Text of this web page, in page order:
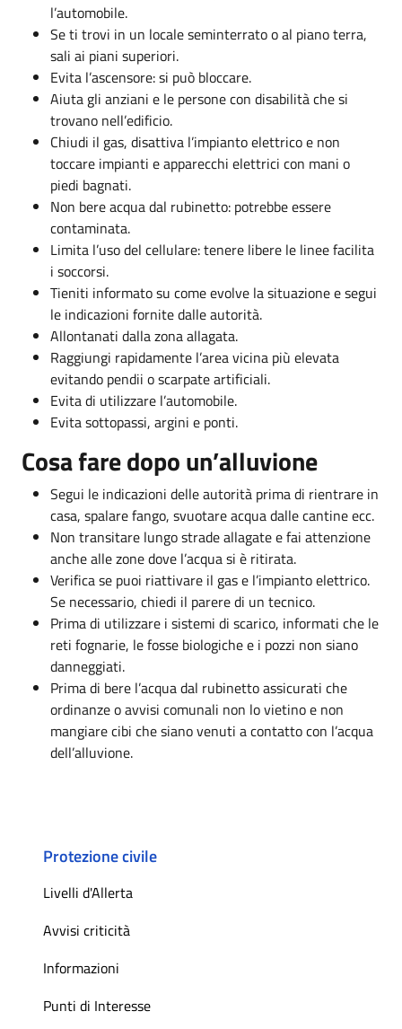
l’automobile.
Se ti trovi in un locale seminterrato o al piano terra,
sali ai piani superiori.
Evita l’ascensore: si può bloccare.
Aiuta gli anziani e le persone con disabilità che si
trovano nell’edificio.
Chiudi il gas, disattiva l’impianto elettrico e non
toccare impianti e apparecchi elettrici con mani o
piedi bagnati.
Non bere acqua dal rubinetto: potrebbe essere
contaminata.
Limita l’uso del cellulare: tenere libere le linee facilita
i soccorsi.
Tieniti informato su come evolve la situazione e segui
le indicazioni fornite dalle autorità.
Allontanati dalla zona allagata.
Raggiungi rapidamente l’area vicina più elevata
evitando pendii o scarpate artificiali.
Evita di utilizzare l’automobile.
Evita sottopassi, argini e ponti.
Cosa fare dopo un’alluvione
Segui le indicazioni delle autorità prima di rientrare in
casa, spalare fango, svuotare acqua dalle cantine ecc.
Non transitare lungo strade allagate e fai attenzione
anche alle zone dove l’acqua si è ritirata.
Verifica se puoi riattivare il gas e l’impianto elettrico.
Se necessario, chiedi il parere di un tecnico.
Prima di utilizzare i sistemi di scarico, informati che le
reti fognarie, le fosse biologiche e i pozzi non siano
danneggiati.
Prima di bere l’acqua dal rubinetto assicurati che
ordinanze o avvisi comunali non lo vietino e non
mangiare cibi che siano venuti a contatto con l’acqua
dell’alluvione.
Protezione civile
Livelli d'Allerta
Avvisi criticità
Informazioni
Punti di Interesse